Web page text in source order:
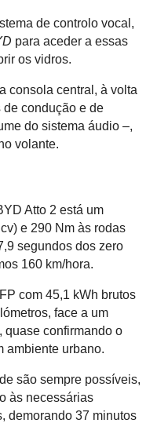
de controlo vocal,
para aceder a essas
os vidros.
consola central, à volta
condução e de
do sistema áudio –,
volante.
Atto 2 está um
e 290 Nm às rodas
segundos dos zero
160 km/hora.
com 45,1 kWh brutos
face a um
quase confirmando o
ambiente urbano.
são sempre possíveis,
às necessárias
demorando 37 minutos